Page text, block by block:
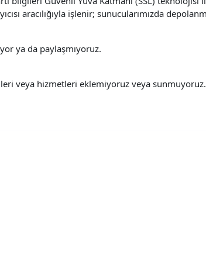
aracılığıyla işlenir; sunucularımızda
ya da paylaşmıyoruz.
veya hizmetleri eklemiyoruz veya sunmuyoruz.